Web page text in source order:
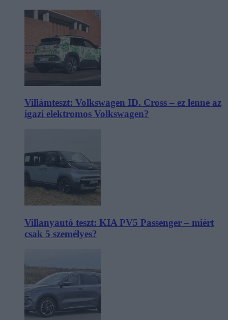
Villámteszt: Volkswagen ID. Cross – ez lenne az
igazi elektromos Volkswagen?
Villanyautó teszt: KIA PV5 Passenger – miért
csak 5 személyes?